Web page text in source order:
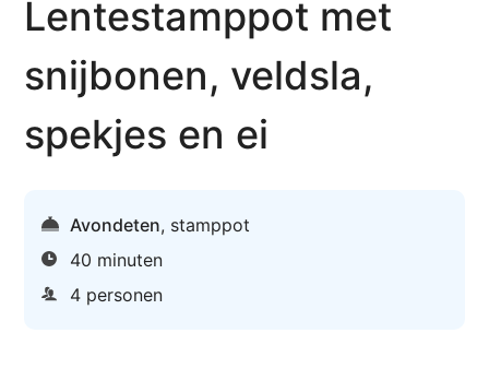
Lentestamppot met
snijbonen, veldsla,
spekjes en ei
Avondeten, stamppot
40 minuten
4 personen